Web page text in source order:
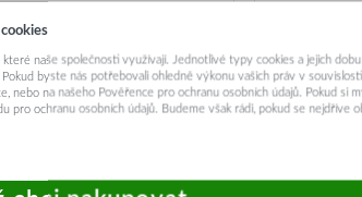
Přidat do košíku
naše společnosti využívají. Jednotlivé typy cookies a jejich
byste nás potřebovali ohledně výkonu vašich práv v
nebo na našeho Pověřence pro ochranu osobních údajů. Pokud si
pro ochranu osobních údajů. Budeme však rádi, pokud se nejdříve